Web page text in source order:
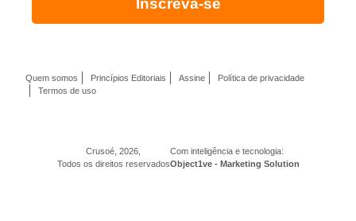
Crusoé, 2026,
Todos os direitos reservados
Com inteligência e tecnologia:
Object1ve - Marketing Solution
Quem somos Princípios Editoriais Assine
Política de privacidade
Termos de uso